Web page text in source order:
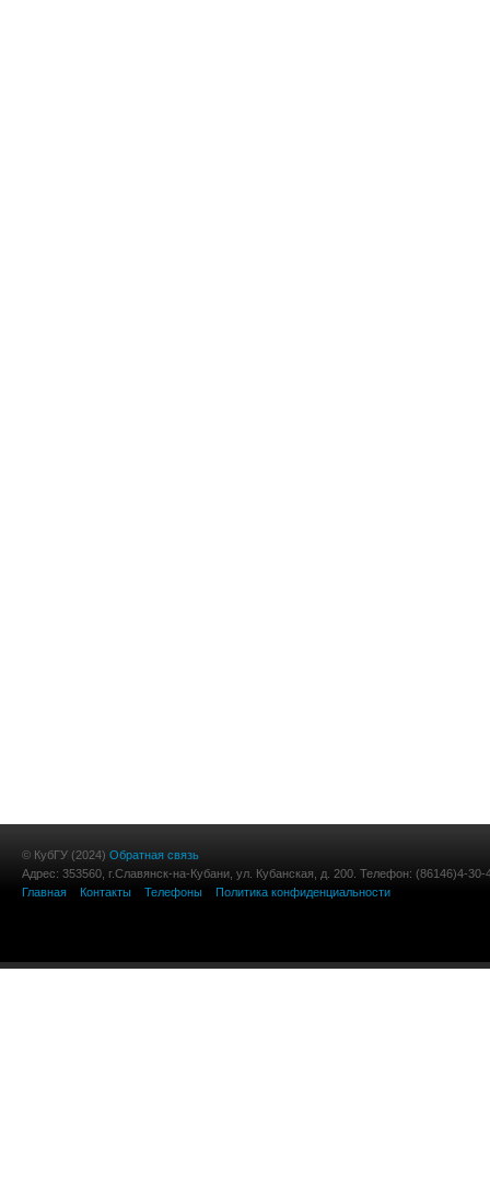
© КубГУ (2024) Обратная связь
Адрес: 353560, г.Славянск-на-Кубани, ул. Кубанская, д. 200. Телефон: (86146)4-30-
Главная
Контакты Телефоны Политика конфиденциальности